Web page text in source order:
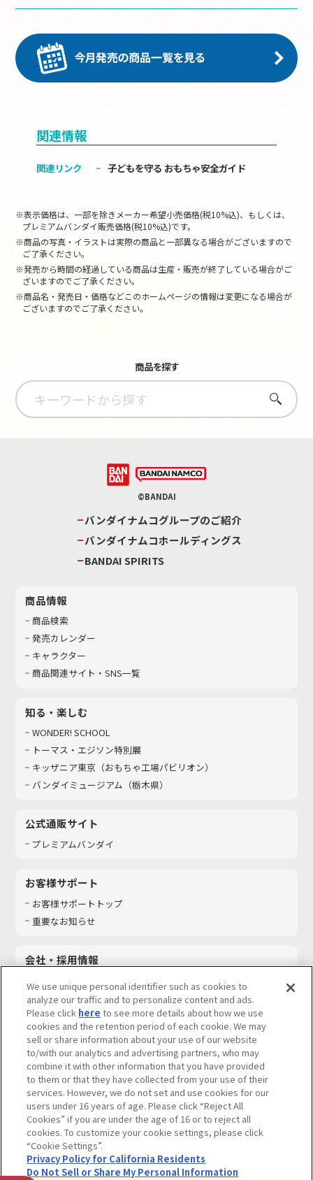
関連情報
関連リンク 子どもを守る おもちゃ安全ガイド
※表示価格は、一部を除きメーカー希望小売価格(税10%込)、もしくは、
プレミアムバンダイ販売価格(税10%込)です。
※商品の写真・イラストは実際の商品と一部異なる場合がございますので
ご了承ください。
※発売から時間の経過している商品は生産・販売が終了している場合がご
ざいますのでご了承ください。
※商品名・発売日・価格などこのホームページの情報は変更になる場合が
ございますのでご了承ください。
商品を探す
さがす
©BANDAI
バンダイナムコグループのご紹介
バンダイナムコホールディングス
BANDAI SPIRITS
商品情報
商品検索
発売カレンダー
キャラクター
商品関連サイト・SNS一覧
知る・楽しむ
WONDER! SCHOOL
トーマス・エジソン特別展
キッザニア東京（おもちゃ工場パビリオン）​
バンダイミュージアム（栃木県）
公式通販サイト
プレミアムバンダイ
お客様サポート
お客様サポートトップ
重要なお知らせ
会社・採用情報
採用情報
サステナビリティ
お問い合わせ
ウェブサイトご利用条件 ソーシャルメディアポリシー
個人情報及び特定個人情報等の取り扱いに関する保護方針
Do Not Sell or Share My Personal Information著作権・商標について
カスタマーハラスメントに対する基本的な対応方針
We use unique personal identifier such as cookies to
analyze our traffic and to personalize content and ads.
Please click here to see more details about how we use
cookies and the retention period of each cookie. We may
sell or share information about your use of our website
to/with our analytics and advertising partners, who may
combine it with other information that you have provided
to them or that they have collected from your use of their
services. However, we do not set and use cookies for our
users under 16 years of age. Please click “Reject All
Cookies” if you are under the age of 16 or to reject all
cookies. To customize your cookie settings, please click
“Cookie Settings”.
Privacy Policy for California Residents
Do Not Sell or Share My Personal Information